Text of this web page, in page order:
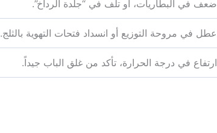
ضعف في البطاريات، أو تلف في “جلدة الرداخ”.
عطل في مروحة التوزيع أو انسداد فتحات التهوية بالثلج.
ارتفاع في درجة الحرارة، تأكد من غلق الباب جيداً.